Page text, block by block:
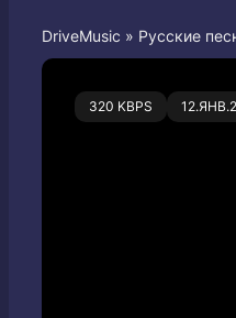
DriveMusic » Русские
320 KBPS
0